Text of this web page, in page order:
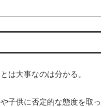
は大事なのは分かる。
子供に否定的な態度を取っ